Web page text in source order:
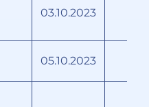
03.10.2023
05.10.2023